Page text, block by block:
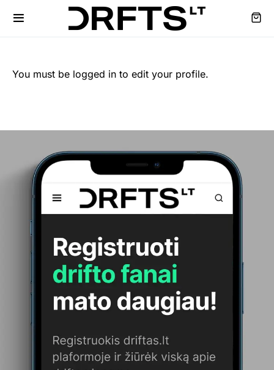
You must be logged in to edit your profile.